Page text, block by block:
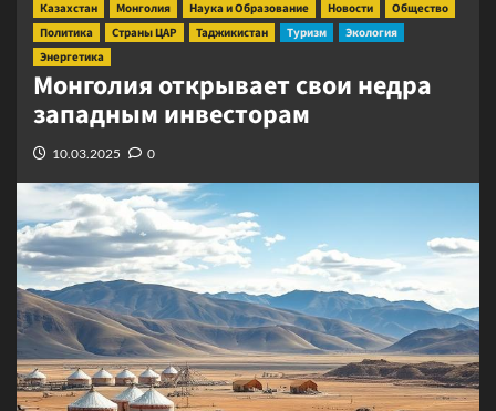
Казахстан
Монголия Наука и Образование Новости
Общество
Политика
Страны ЦАР Таджикистан Туризм
Экология
Энергетика
Монголия открывает свои недра
западным инвесторам
10.03.2025 0